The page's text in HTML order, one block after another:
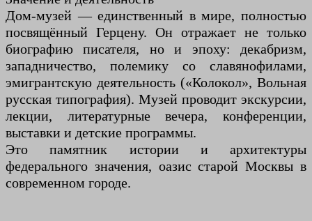
Дом-музей — единственный в мире, полностью
посвящённый Герцену. Он отражает не только
биографию писателя, но и эпоху: декабризм,
западничество, полемику со славянофилами,
эмигрантскую деятельность («Колокол», Вольная
русская типография). Музей проводит экскурсии,
лекции, литературные вечера, конференции,
выставки и детские программы.
Это памятник истории и архитектуры
федерального значения, оазис старой Москвы в
современном городе.